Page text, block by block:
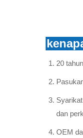
20
dan
OEM